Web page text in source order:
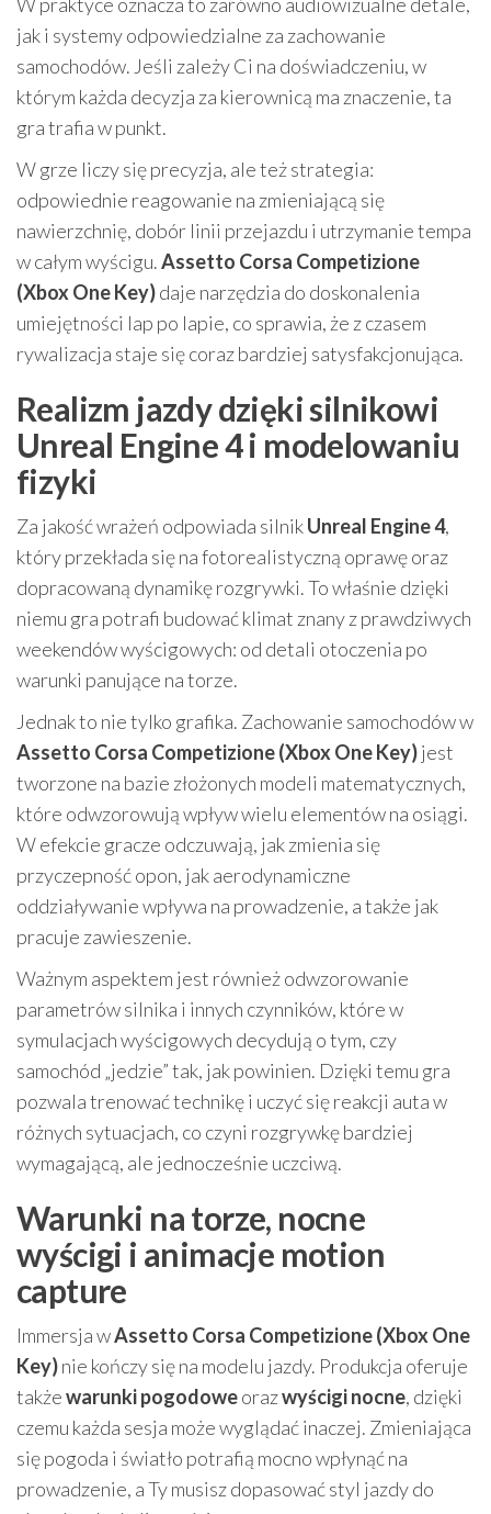
jak i systemy odpowiedzialne za zachowanie
samochodów. Jeśli zależy Ci na doświadczeniu, w
którym każda decyzja za kierownicą ma znaczenie, ta
gra trafia w punkt.
W grze liczy się precyzja, ale też strategia:
odpowiednie reagowanie na zmieniającą się
nawierzchnię, dobór linii przejazdu i utrzymanie tempa
w całym wyścigu.Assetto Corsa Competizione
(Xbox One Key)daje narzędzia do doskonalenia
umiejętności lap po lapie, co sprawia, że z czasem
rywalizacja staje się coraz bardziej satysfakcjonująca.
Realizm jazdy dzięki silnikowi
Unreal Engine 4 i modelowaniu
fizyki
Za jakość wrażeń odpowiada silnikUnreal Engine 4,
który przekłada się na fotorealistyczną oprawę oraz
dopracowaną dynamikę rozgrywki. To właśnie dzięki
niemu gra potrafi budować klimat znany z prawdziwych
weekendów wyścigowych: od detali otoczenia po
warunki panujące na torze.
Jednak to nie tylko grafika. Zachowanie samochodów w
Assetto Corsa Competizione (Xbox One Key)jest
tworzone na bazie złożonych modeli matematycznych,
które odwzorowują wpływ wielu elementów na osiągi.
W efekcie gracze odczuwają, jak zmienia się
przyczepność opon, jak aerodynamiczne
oddziaływanie wpływa na prowadzenie, a także jak
pracuje zawieszenie.
Ważnym aspektem jest również odwzorowanie
parametrów silnika i innych czynników, które w
symulacjach wyścigowych decydują o tym, czy
samochód „jedzie” tak, jak powinien. Dzięki temu gra
pozwala trenować technikę i uczyć się reakcji auta w
różnych sytuacjach, co czyni rozgrywkę bardziej
wymagającą, ale jednocześnie uczciwą.
Warunki na torze, nocne
wyścigi i animacje motion
capture
Immersja wAssetto Corsa Competizione (Xbox One
Key)nie kończy się na modelu jazdy. Produkcja oferuje
takżewarunki pogodoweorazwyścigi nocne, dzięki
czemu każda sesja może wyglądać inaczej. Zmieniająca
się pogoda i światło potrafią mocno wpłynąć na
prowadzenie, a Ty musisz dopasować styl jazdy do